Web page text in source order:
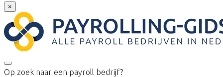
×
Op zoek naar een payroll bedrijf?